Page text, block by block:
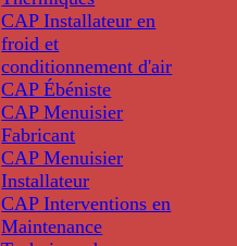
CAP Installateur en
froid et
conditionnement d'air
CAP Ébéniste
CAP Menuisier
Fabricant
CAP Menuisier
Installateur
CAP Interventions en
Maintenance